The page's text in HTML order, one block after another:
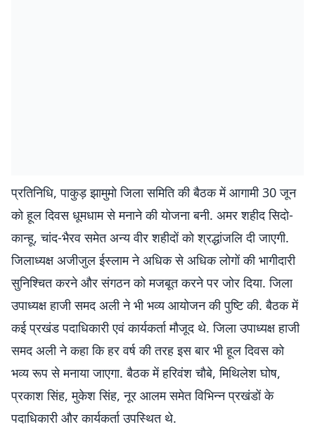
प्रतिनिधि, पाकुड़ झामुमो जिला समिति की बैठक में आगामी 30 जून
को हूल दिवस धूमधाम से मनाने की योजना बनी. अमर शहीद सिदो-
कान्हू, चांद-भैरव समेत अन्य वीर शहीदों को श्रद्धांजलि दी जाएगी.
जिलाध्यक्ष अजीजुल ईस्लाम ने अधिक से अधिक लोगों की भागीदारी
सुनिश्चित करने और संगठन को मजबूत करने पर जोर दिया. जिला
उपाध्यक्ष हाजी समद अली ने भी भव्य आयोजन की पुष्टि की. बैठक में
कई प्रखंड पदाधिकारी एवं कार्यकर्ता मौजूद थे. जिला उपाध्यक्ष हाजी
समद अली ने कहा कि हर वर्ष की तरह इस बार भी हूल दिवस को
भव्य रूप से मनाया जाएगा. बैठक में हरिवंश चौबे, मिथिलेश घोष,
प्रकाश सिंह, मुकेश सिंह, नूर आलम समेत विभिन्न प्रखंडों के
पदाधिकारी और कार्यकर्ता उपस्थित थे.